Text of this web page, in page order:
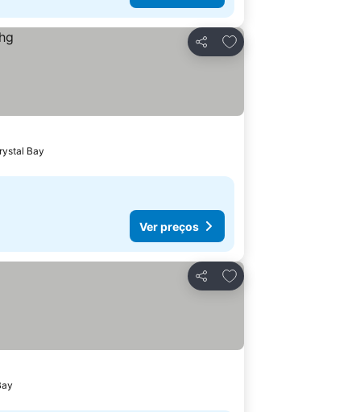
Partilhar
Adicionar aos favoritos
Bay
Ver preços
Partilhar
Adicionar aos favoritos